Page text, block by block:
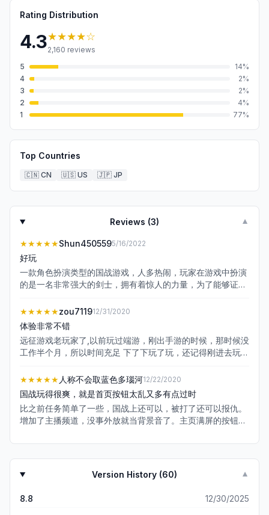
Rating Distribution
4.3★★★★☆
2,160 reviews
5
14%
4
2%
3
2%
2
4%
1
77%
Top Countries
🇨🇳 CN 🇺🇸 US 🇯🇵 JP
Reviews (3) ▼
★★★★★Shun4505595/16/2022
好玩
一款角色扮演类型的国战游戏，人多热闹，玩家在游戏中扮演
的是一名非常强大的剑士，拥有着惊人的力量，为了能够证明
想要攻击自己，而玩家需要做的就是及时进行反击，将这些敌
人全部都征服，让他们认识到自己和玩家之间的巨大差距。
★★★★★zou711912/31/2020
体验非常不错
远征游戏老玩家了,以前玩过端游，刚出手游的时候，那时候没
工作半个月，所以时间充足 下了下玩了玩，还记得刚进去玩的
人，不过不知道为什么才开服没两天他就退游，然后我因为来
的早，莫名其妙成为了帮主， 成为了帮主感觉就有了责任，我
就在前期带领着这个帮成长下去，慢慢的来了很多高战玩家 来
了我们帮，很多其他高战或许跟我的努力离不开关系还有我的
热情，慢慢的我又找了个 指挥官，为了更好的带领大家，表示
还有一起联系，有些因为 各种原因也退游了，有些还在坚持，
真的很佩服，远征是个好游戏，家国情怀，兄弟情义都 能感受
★★★★★ 人称不会取蓝色多瑙河12/22/2020
国战玩得很爽，就是首页按钮太乱又多有点过时
比之前任务简单了一些，国战上还可以，被打了还可以报仇。
增加了主播频道，没事外放就当背景音了。主页满屏的按钮有
画面摆放。只是因为喜欢打国战才留下来的，画面乱了点。
Version History (60) ▼
8.8 12/30/2025